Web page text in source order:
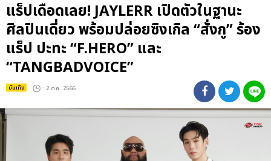
แร็ปเดือดเลย! JAYLERR เปิดตัวในฐานะ
ศิลปินเดี่ยว พร้อมปล่อยซิงเกิล “สั่งกู” ร้อง
แร็ป ปะทะ “F.HERO” และ
“TANGBADVOICE”
บันเทิง : 2 ต.ค. 2566